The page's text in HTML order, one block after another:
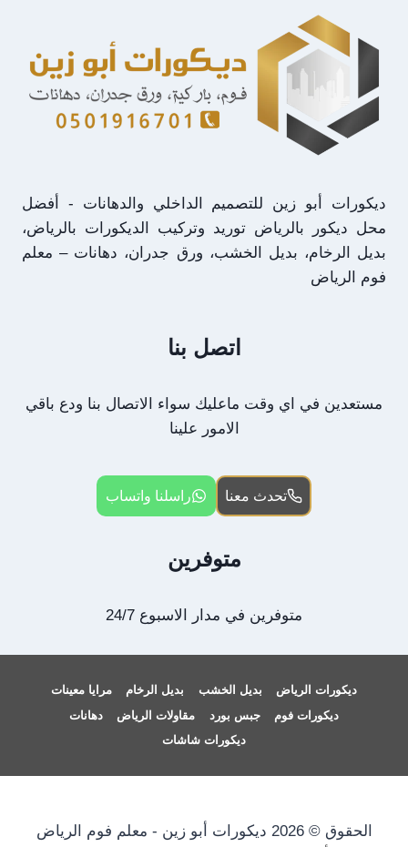
حي
حطين
الرياض
ديكورات أبو زين للتصميم الداخلي والدهانات - أفضل
محل ديكور بالرياض توريد وتركيب الديكورات بالرياض،
بديل الرخام، بديل الخشب، ورق جدران، دهانات – معلم
فوم الرياض
اتصل بنا
مستعدين في اي وقت ماعليك سواء الاتصال بنا ودع باقي
الامور علينا
تحدث معنا راسلنا واتساب
متوفرين
متوفرين في مدار الاسبوع 24/7
ديكورات الرياض بديل الخشب بديل الرخام
مرايا معينات
ديكورات فوم
جبس بورد مقاولات الرياض
دهانات
ديكورات شاشات
الحقوق © 2026 ديكورات أبو زين - معلم فوم الرياض